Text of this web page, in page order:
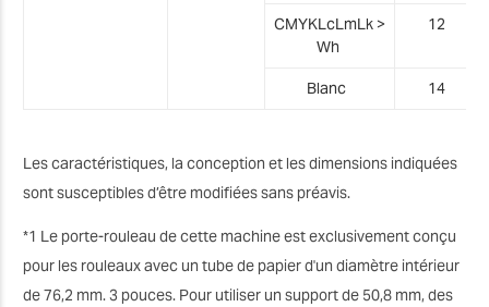
CMYKLcLmLk >
Wh
12
Blanc 14
Les caractéristiques, la conception et les dimensions indiquées
sont susceptibles d’être modifiées sans préavis.
*1 Le porte-rouleau de cette machine est exclusivement conçu
pour les rouleaux avec un tube de papier d'un diamètre intérieur
de 76,2 mm. 3 pouces. Pour utiliser un support de 50,8 mm, des